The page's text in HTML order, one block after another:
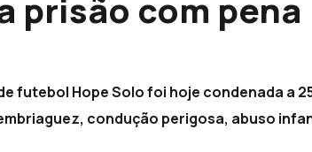
prisão com pena
futebol Hope Solo foi hoje condenada a
condução perigosa, abuso